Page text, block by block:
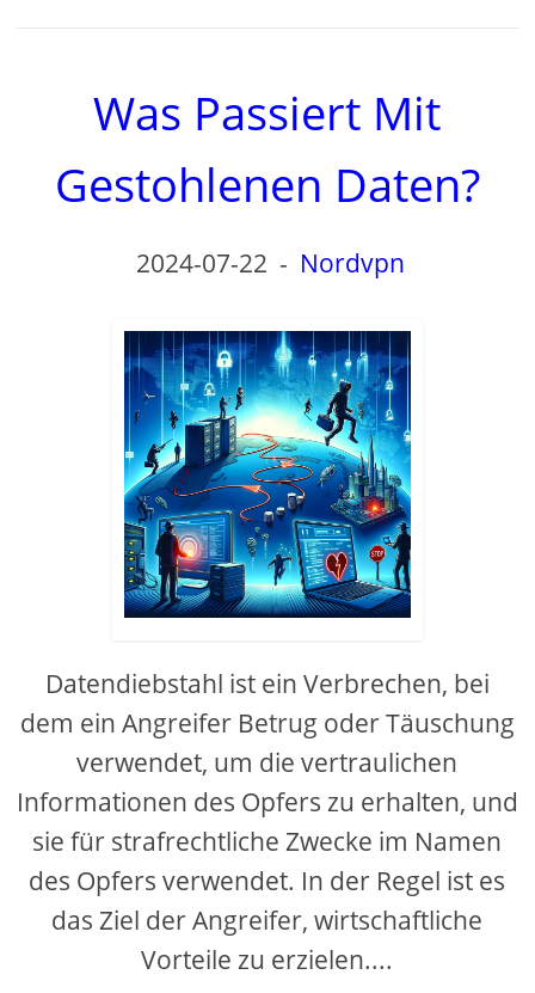
Was Passiert Mit
Gestohlenen Daten?
2024-07-22 - Nordvpn
Datendiebstahl ist ein Verbrechen, bei
dem ein Angreifer Betrug oder Täuschung
verwendet, um die vertraulichen
Informationen des Opfers zu erhalten, und
sie für strafrechtliche Zwecke im Namen
des Opfers verwendet. In der Regel ist es
das Ziel der Angreifer, wirtschaftliche
Vorteile zu erzielen....